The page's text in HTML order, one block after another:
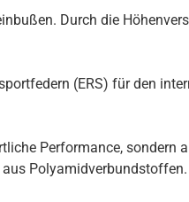
Durch die
(ERS) für den
Performance, sondern
aus Polyamidverbundstoffen.